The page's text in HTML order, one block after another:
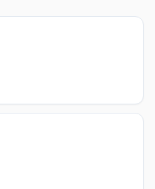
pesquisas e
de validação e